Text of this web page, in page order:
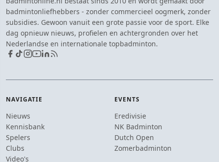
badmintonliefhebbers - zonder commercieel oogmerk, zonder
subsidies. Gewoon vanuit een grote passie voor de sport. Elke
dag opnieuw nieuws, profielen en achtergronden over het
Nederlandse en internationale topbadminton.
NAVIGATIE
Nieuws
Kennisbank
Spelers
Clubs
Video's
EVENTS
Eredivisie
NK Badminton
Dutch Open
Zomerbadminton